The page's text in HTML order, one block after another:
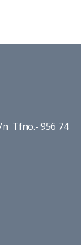
n Tfno.- 956 74